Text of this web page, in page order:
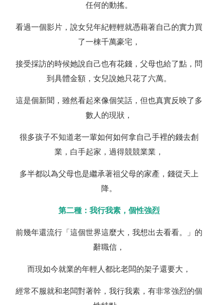
任何的動搖。
看過一個影片，說女兒年紀輕輕就憑藉著自己的實力買
了一棟千萬豪宅，
接受採訪的時候她說自己也有花錢，父母也給了點，問
到具體金額，女兒說她只花了六萬。
這是個新聞，雖然看起來像個笑話，但也真實反映了多
數人的現狀，
很多孩子不知道老一輩如何如何拿自己手裡的錢去創
業，白手起家，過得競競業業，
多半都以為父母也是繼承著祖父母的家產，錢從天上
降。
第二種：我行我素，個性強烈
前幾年還流行「這個世界這麼大，我想出去看看。」的
辭職信，
而現如今就業的年輕人都比老闆的架子還要大，
經常不服就和老闆對著幹，我行我素，有非常強烈的個